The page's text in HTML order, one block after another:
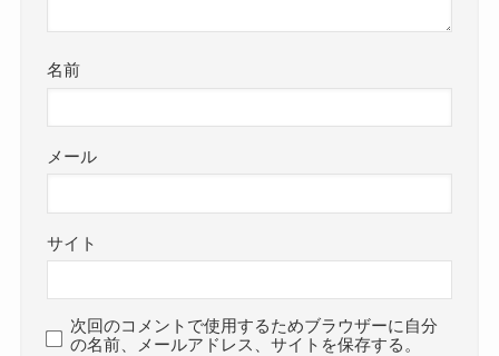
名前
メール
サイト
次回のコメントで使用するためブラウザーに自分
の名前、メールアドレス、サイトを保存する。